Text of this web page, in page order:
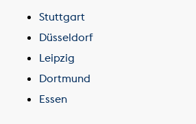
Stuttgart
Düsseldorf
Leipzig
Dortmund
Essen